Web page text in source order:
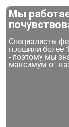
Мы
Специалисты
прошили более
- поэтому мы
максимум от